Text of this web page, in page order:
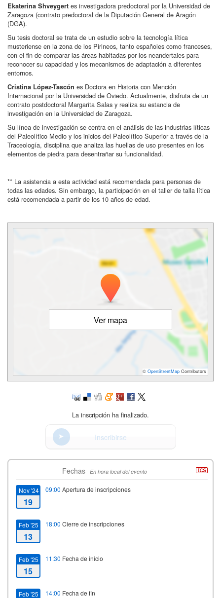
Ekaterina Shveygert es investigadora predoctoral por la Universidad de
Zaragoza (contrato predoctoral de la Diputación General de Aragón
(DGA).
Su tesis doctoral se trata de un estudio sobre la tecnología lítica
musteriense en la zona de los Pirineos, tanto españoles como franceses,
con el fin de comparar las áreas habitadas por los neandertales para
reconocer su capacidad y los mecanismos de adaptación a diferentes
entornos.
Cristina López-Tascón es Doctora en Historia con Mención
Internacional por la Universidad de Oviedo. Actualmente, disfruta de un
contrato postdoctoral Margarita Salas y realiza su estancia de
investigación en la Universidad de Zaragoza.
Su línea de investigación se centra en el análisis de las industrias líticas
del Paleolítico Medio y los inicios del Paleolítico Superior a través de la
Traceología, disciplina que analiza las huellas de uso presentes en los
elementos de piedra para desentrañar su funcionalidad.
** La asistencia a esta actividad está recomendada para personas de
todas las edades. Sin embargo, la participación en el taller de talla lítica
está recomendada a partir de los 10 años de edad.
Ver mapa
© OpenStreetMap Contributors
La inscripción ha finalizado.
Inscribirse
Fechas En hora local del evento
Nov '24
19
09:00 Apertura de inscripciones
Feb '25
13
18:00 Cierre de inscripciones
Feb '25
15
11:30 Fecha de inicio
Feb '25 14:00 Fecha de fin